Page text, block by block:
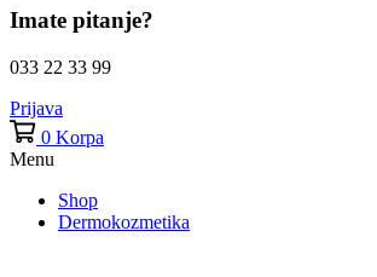
Imate pitanje?
033 22 33 99
Prijava
0 Korpa
Menu
Shop
Dermokozmetika